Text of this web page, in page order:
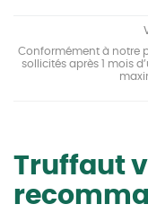
Conformément à notre
sollicités après 1 mois
Truffaut